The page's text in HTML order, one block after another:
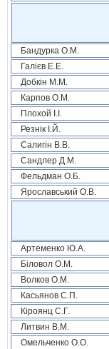
Бандурка О.М.
Галієв Е.Е.
Добкін М.М.
Карпов О.М.
Плохой І.І.
Резнік І.Й.
Салигін В.В.
Сандлер Д.М.
Фельдман О.Б.
Ярославський О.В.
Артеменко Ю.А.
Біловол О.М.
Волков О.М.
Касьянов С.П.
Кіроянц С.Г.
Литвин В.М.
Омельченко О.О.